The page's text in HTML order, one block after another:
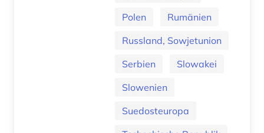
Polen
Rumänien
Russland, Sowjetunion
Serbien
Slowakei
Slowenien
Suedosteuropa